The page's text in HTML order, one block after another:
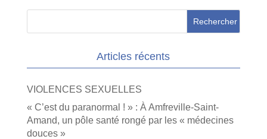
Articles récents
VIOLENCES SEXUELLES
« C’est du paranormal ! » : À Amfreville-Saint-
Amand, un pôle santé rongé par les « médecines
douces »